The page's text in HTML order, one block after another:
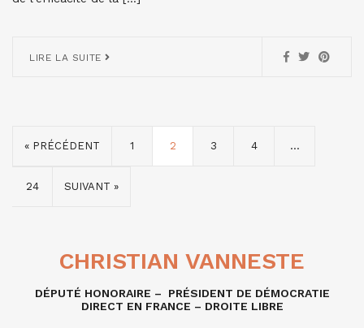
LIRE LA SUITE
« PRÉCÉDENT 1 2 3 4 …
24 SUIVANT »
CHRISTIAN VANNESTE
DÉPUTÉ HONORAIRE – PRÉSIDENT DE DÉMOCRATIE
DIRECT EN FRANCE – DROITE LIBRE